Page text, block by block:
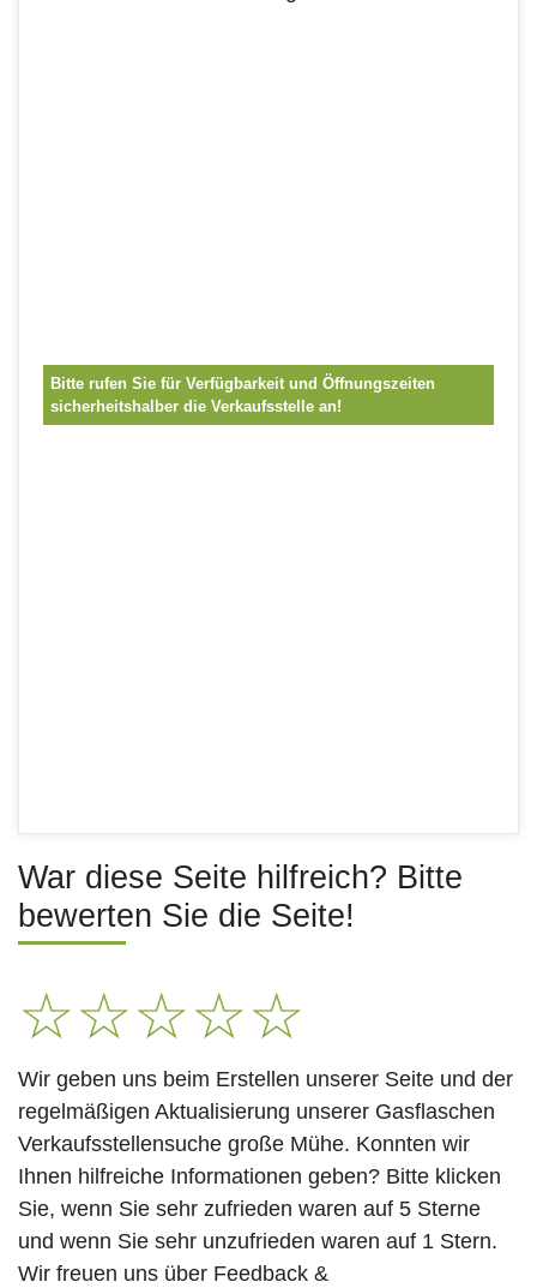
Bitte rufen Sie für Verfügbarkeit und Öffnungszeiten
sicherheitshalber die Verkaufsstelle an!
War diese Seite hilfreich? Bitte
bewerten Sie die Seite!
☆☆☆☆☆
Wir geben uns beim Erstellen unserer Seite und der
regelmäßigen Aktualisierung unserer Gasflaschen
Verkaufsstellensuche große Mühe. Konnten wir
Ihnen hilfreiche Informationen geben? Bitte klicken
Sie, wenn Sie sehr zufrieden waren auf 5 Sterne
und wenn Sie sehr unzufrieden waren auf 1 Stern.
Wir freuen uns über Feedback &